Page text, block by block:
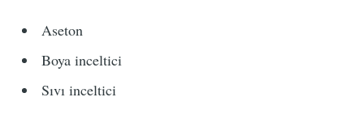
Aseton
Boya inceltici
Sıvı inceltici